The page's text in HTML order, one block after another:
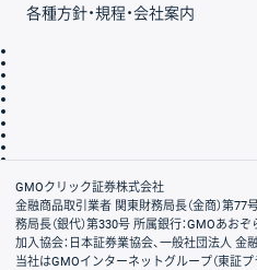
各種方針・規程・会社案内
会社案内
GMOクリック証券株式会社
金融商品取引業者 関東財務局長（金商）第
務局長（銀代）第330号 所属銀行：GMOあお
加入協会：日本証券業協会、一般社団法人
当社はGMOインターネットグループ（東証プ